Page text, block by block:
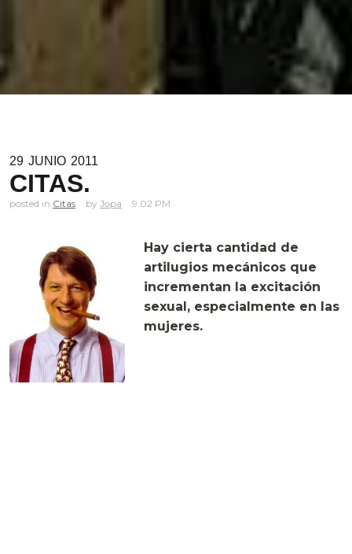
29 JUNIO 2011
CITAS.
posted in Citas Jopa 9.02 PM
Hay cierta cantidad de
artilugios mecánicos que
incrementan la excitación
sexual, especialmente en las
mujeres.